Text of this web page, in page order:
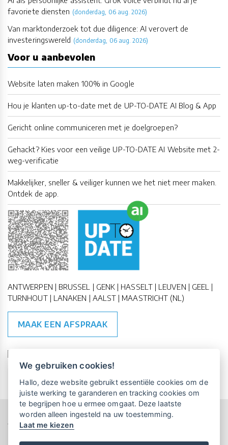
favoriete diensten (donderdag, 06 aug. 2026)
Van marktonderzoek tot due diligence: AI verovert de
investeringswereld (donderdag, 06 aug. 2026)
Voor u aanbevolen
Website laten maken 100% in Google
Hou je klanten up-to-date met de UP-TO-DATE AI Blog & App
Gericht online communiceren met je doelgroepen?
Gehackt? Kies voor een veilige UP-TO-DATE AI Website met 2-
weg-verificatie
Makkelijker, sneller & veiliger kunnen we het niet meer maken.
Ontdek de app.
ANTWERPEN | BRUSSEL | GENK | HASSELT | LEUVEN | GEEL |
TURNHOUT | LANAKEN | AALST | MAASTRICHT (NL)
MAAK EEN AFSPRAAK
🇪🇺 🇧🇪
Copyright All Rights Reserved © 2015-2026 UP-TO-DATE
WebDesign
Privacy & Cookies
Locations Algemene Voorwaarden
We gebruiken cookies!
Hallo, deze website gebruikt essentiële cookies om de
juiste werking te garanderen en tracking cookies om
te begrijpen hoe u ermee omgaat. Deze laatste
worden alleen ingesteld na uw toestemming.
Laat me kiezen
een persoonlijke demo.
Maandelijks gratis opleidingen